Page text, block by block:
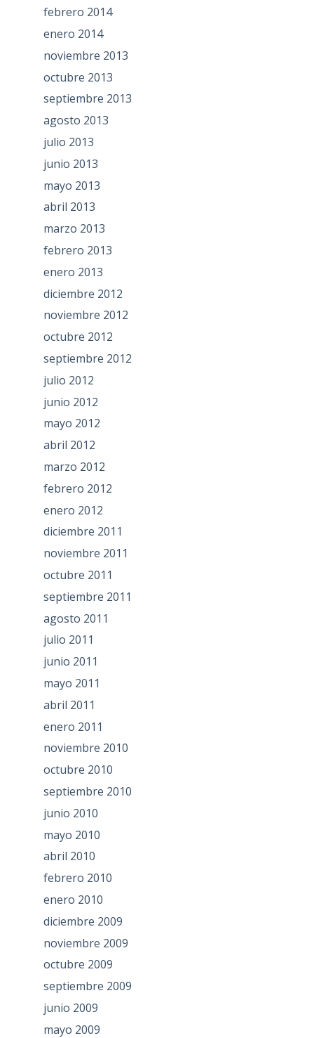
febrero 2014
enero 2014
noviembre 2013
octubre 2013
septiembre 2013
agosto 2013
julio 2013
junio 2013
mayo 2013
abril 2013
marzo 2013
febrero 2013
enero 2013
diciembre 2012
noviembre 2012
octubre 2012
septiembre 2012
julio 2012
junio 2012
mayo 2012
abril 2012
marzo 2012
febrero 2012
enero 2012
diciembre 2011
noviembre 2011
octubre 2011
septiembre 2011
agosto 2011
julio 2011
junio 2011
mayo 2011
abril 2011
enero 2011
noviembre 2010
octubre 2010
septiembre 2010
junio 2010
mayo 2010
abril 2010
febrero 2010
enero 2010
diciembre 2009
noviembre 2009
octubre 2009
septiembre 2009
junio 2009
mayo 2009